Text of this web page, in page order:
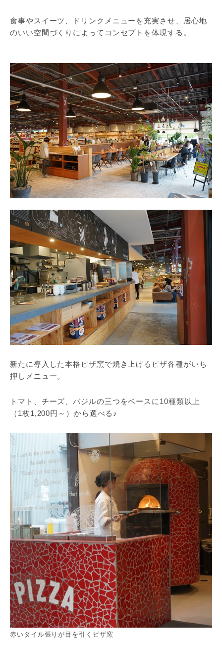
食事やスイーツ、ドリンクメニューを充実させ、居心地
のいい空間づくりによってコンセプトを体現する。
新たに導入した本格ピザ窯で焼き上げるピザ各種がいち
押しメニュー。
トマト、チーズ、バジルの三つをベースに10種類以上
（1枚1,200円～）から選べる♪
赤いタイル張りが目を引くピザ窯